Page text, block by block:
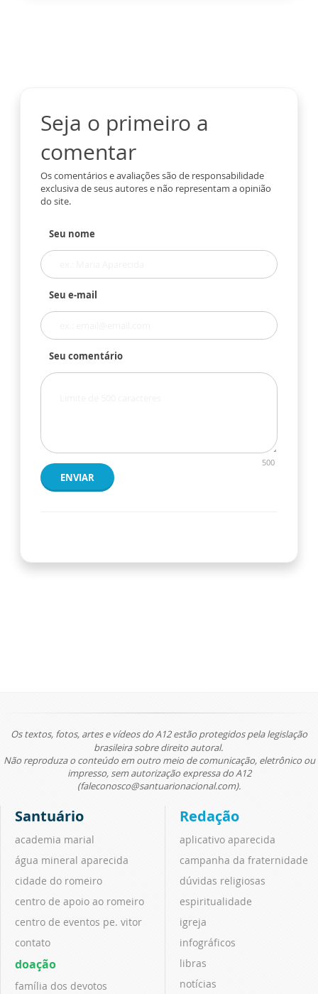
Seja o primeiro a
comentar
Os comentários e avaliações são de responsabilidade
exclusiva de seus autores e não representam a opinião
do site.
Seu nome
Seu e-mail
Seu comentário
500
ENVIAR
Os textos, fotos, artes e vídeos do A12 estão protegidos pela legislação
brasileira sobre direito autoral.
Não reproduza o conteúdo em outro meio de comunicação, eletrônico ou
impresso, sem autorização expressa do A12
(faleconosco@santuarionacional.com).
Santuário
academia marial
água mineral aparecida
cidade do romeiro
centro de apoio ao romeiro
centro de eventos pe. vitor
contato
doação
família dos devotos
Redação
aplicativo aparecida
campanha da fraternidade
dúvidas religiosas
espiritualidade
igreja
infográficos
libras
notícias